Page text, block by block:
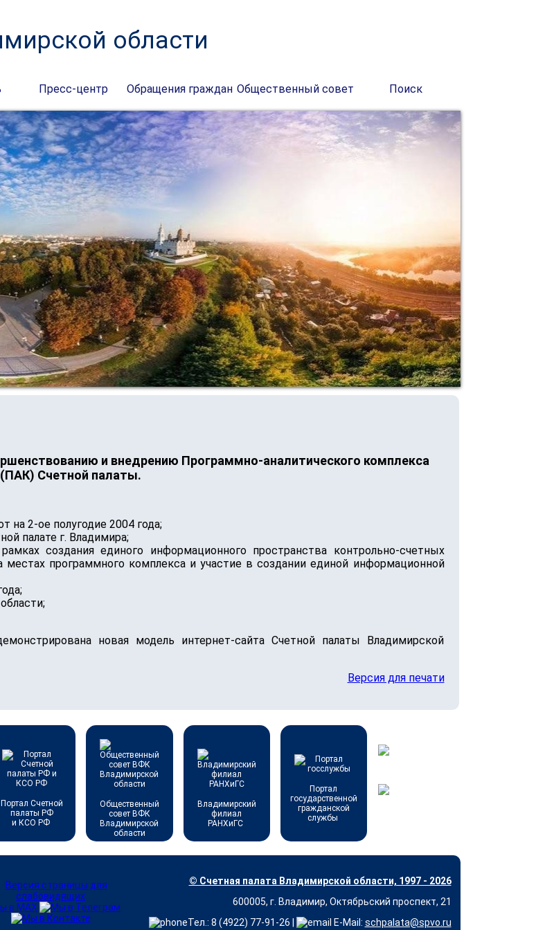
области
Пресс-центр Обращения граждан Общественный совет Поиск
и внедрению Программно-аналитического комплекса
(ПАК) Счетной палаты.
на 2-ое полугодие 2004 года;
палате г. Владимира;
создания единого информационного пространства контрольно-счетных
программного комплекса и участие в создании единой информационной
новая модель интернет-сайта Счетной палаты Владимирской
Версия для печати
Портал Счетной
палаты РФ
и КСО РФ
Общественный
совет ВФК
Владимирской
области
Владимирский
филиал
РАНХиГС
Портал
государственной
гражданской
службы
© Счетная палата Владимирской области, 1997 - 2026
600005, г. Владимир, Октябрьский проспект, 21
Тел.: 8 (4922) 77-91-26 |
E-Mail: schpalata@spvo.ru